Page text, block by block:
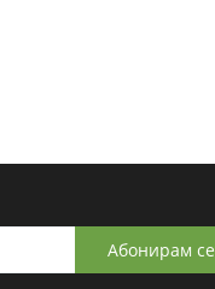
Абонирам се